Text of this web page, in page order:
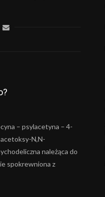
– psylacetyna – 4-
N,N-
należąca do
spokrewniona z